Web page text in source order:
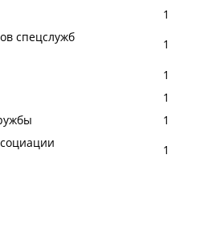
1
спецслужб
1
1
1
1
1